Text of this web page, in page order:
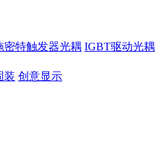
密特触发器光耦 IGBT驱动光耦
装 创意显示